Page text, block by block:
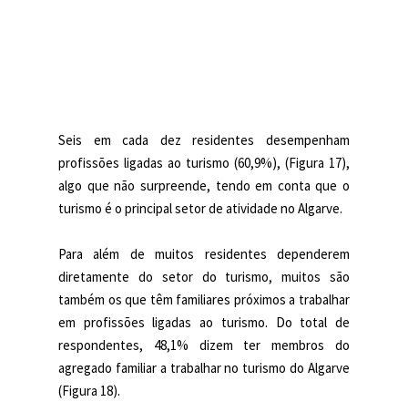
Seis em cada dez residentes desempenham
profissões ligadas ao turismo (60,9%), (Figura 17),
algo que não surpreende, tendo em conta que o
turismo é o principal setor de atividade no Algarve.
Para além de muitos residentes dependerem
diretamente do setor do turismo, muitos são
também os que têm familiares próximos a trabalhar
em profissões ligadas ao turismo. Do total de
respondentes, 48,1% dizem ter membros do
agregado familiar a trabalhar no turismo do Algarve
(Figura 18).